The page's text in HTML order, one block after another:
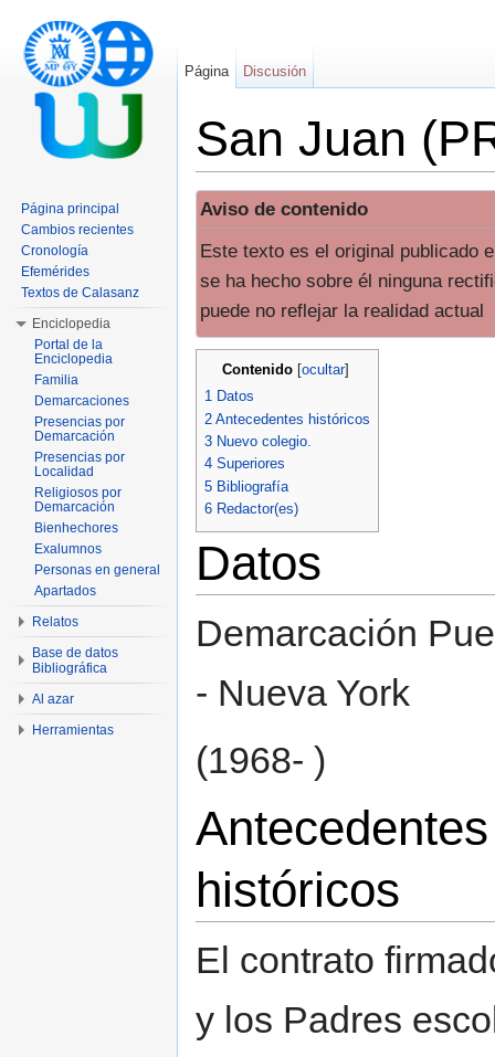
San Juan
Aviso de contenido
Este texto es el original publicado
se ha hecho sobre él ninguna
puede no reflejar la realidad actual
Contenido[ ocultar]
1 Datos
2 Antecedentes históricos
3 Nuevo colegio.
4 Superiores
5 Bibliografía
6 Redactor(es)
Datos
Demarcación
- Nueva York
(1968- )
Antecedentes
históricos
El contrato
y los Padres
Página Discusión
Página principal
Cambios recientes
Cronología
Efemérides
Textos de Calasanz
Enciclopedia
Portal de la
Enciclopedia
Familia
Demarcaciones
Presencias por
Demarcación
Presencias por
Localidad
Religiosos por
Demarcación
Bienhechores
Exalumnos
Personas en general
Apartados
Relatos
Base de datos
Bibliográfica
Al azar
Herramientas